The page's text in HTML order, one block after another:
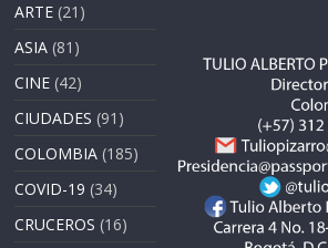
ARTE (21)
ASIA (81)
CINE (42)
CIUDADES (91)
COLOMBIA (185)
COVID-19 (34)
CRUCEROS (16)